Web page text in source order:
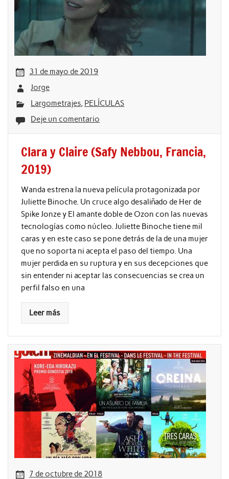
31 de mayo de 2019
Jorge
Largometrajes, PELÍCULAS
Deje un comentario
Clara y Claire (Safy Nebbou, Francia,
2019)
Wanda estrena la nueva película protagonizada por
Juliette Binoche. Un cruce algo desaliñado de Her de
Spike Jonze y El amante doble de Ozon con las nuevas
tecnologías como núcleo. Juliette Binoche tiene mil
caras y en este caso se pone detrás de la de una mujer
que no soporta ni acepta el paso del tiempo. Una
mujer perdida en su ruptura y en sus decepciones que
sin entender ni aceptar las consecuencias se crea un
perfil falso en una
Leer más
7 de octubre de 2018